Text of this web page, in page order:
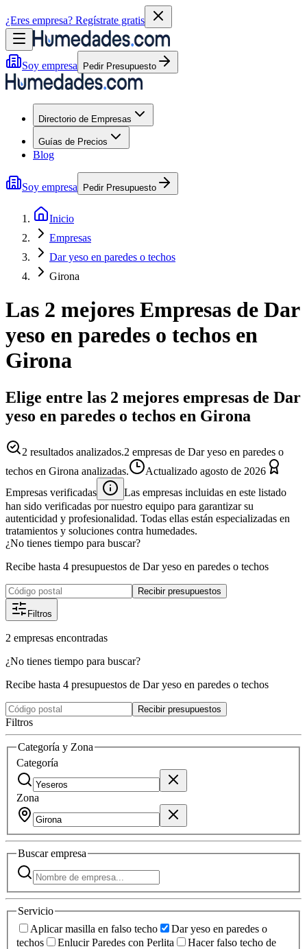
¿Eres empresa? Regístrate gratis
Soy empresa Pedir Presupuesto
Directorio de Empresas
Guías de Precios
Blog
Soy empresa Pedir Presupuesto
Inicio
Empresas
Dar yeso en paredes o techos
Girona
Las 2 mejores Empresas de Dar
yeso en paredes o techos en
Girona
Elige entre las 2 mejores empresas de Dar
yeso en paredes o techos en Girona
2 resultados analizados.2 empresas de Dar yeso en paredes o
techos en Girona analizadas.
Actualizado agosto de 2026
Empresas verificadas
Las empresas incluidas en este listado
han sido verificadas por nuestro equipo para garantizar su
autenticidad y profesionalidad. Todas ellas están especializadas en
tratamientos y soluciones contra humedades.
¿No tienes tiempo para buscar?
Recibe hasta 4 presupuestos de Dar yeso en paredes o techos
Recibir presupuestos
Filtros
2 empresas encontradas
¿No tienes tiempo para buscar?
Recibe hasta 4 presupuestos de Dar yeso en paredes o techos
Recibir presupuestos
Filtros
Categoría y Zona
Categoría
Zona
Buscarempresa
Servicio
Aplicar masilla en falso techo
Dar yeso en paredes o
techos
Enlucir Paredes con Perlita
Hacer falso techo de